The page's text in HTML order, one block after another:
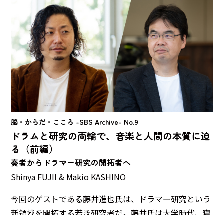
脳・からだ・こころ -SBS Archive- No.9
ドラムと研究の両輪で、音楽と人間の本質に迫
る（前編）
奏者からドラマー研究の開拓者へ
Shinya FUJII & Makio KASHINO
今回のゲストである藤井進也氏は、ドラマー研究という